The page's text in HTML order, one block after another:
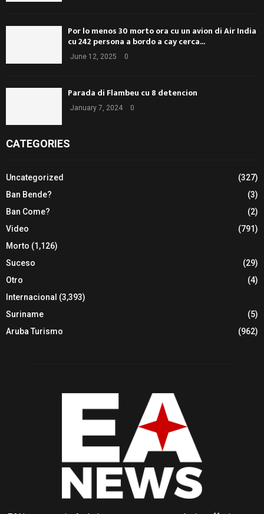
Por lo menos 30 morto ora cu un avion di Air India
cu 242 persona a bordo a cay cerca...
June 12, 2025 0
Parada di Flambeu cu 8 detencion
January 7, 2024 0
CATEGORIES
Uncategorized
(327)
Ban Bende?
(3)
Ban Come?
(2)
Video
(791)
Morto (1,126)
Suceso
(29)
Otro
(4)
Internacional (3,393)
Suriname
(5)
Aruba Turismo
(962)